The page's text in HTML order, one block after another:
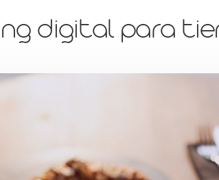
digital para